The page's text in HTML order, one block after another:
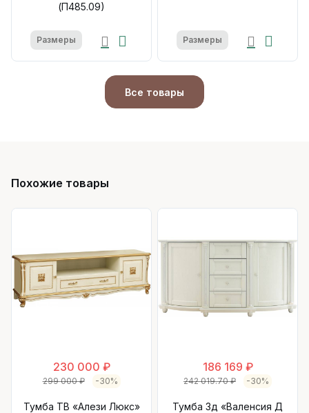
(П485.09)
Размеры Размеры
Все товары
Похожие товары
230 000 ₽
299 000 ₽ -30%
Тумба ТВ «Алези Люкс»
186 169 ₽
242 019.70 ₽ -30%
Тумба 3д «Валенсия Д